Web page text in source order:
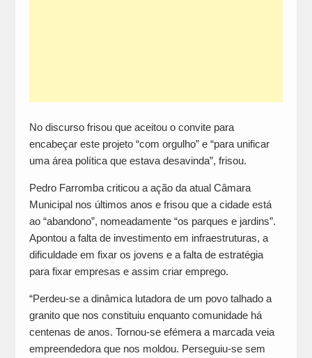
No discurso frisou que aceitou o convite para
encabeçar este projeto “com orgulho” e “para unificar
uma área política que estava desavinda”, frisou.
Pedro Farromba criticou a ação da atual Câmara
Municipal nos últimos anos e frisou que a cidade está
ao “abandono”, nomeadamente “os parques e jardins”.
Apontou a falta de investimento em infraestruturas, a
dificuldade em fixar os jovens e a falta de estratégia
para fixar empresas e assim criar emprego.
“Perdeu-se a dinâmica lutadora de um povo talhado a
granito que nos constituiu enquanto comunidade há
centenas de anos. Tornou-se efémera a marcada veia
empreendedora que nos moldou. Perseguiu-se sem